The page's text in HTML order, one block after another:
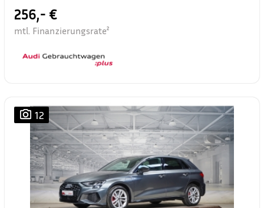
256,- €
mtl. Finanzierungsrate²
12